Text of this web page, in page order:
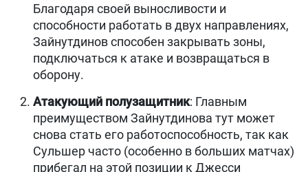
Благодаря своей выносливости и
способности работать в двух направлениях,
Зайнутдинов способен закрывать зоны,
подключаться к атаке и возвращаться в
оборону.
Атакующий полузащитник: Главным
преимуществом Зайнутдинова тут может
снова стать его работоспособность, так как
Сульшер часто (особенно в больших матчах)
прибегал на этой позиции к Джесси